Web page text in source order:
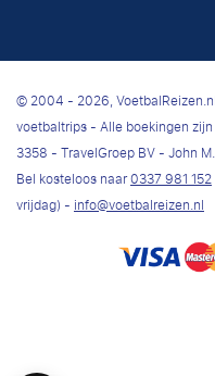
© 2004 - 2026,
voetbaltrips - Alle boekingen
3358 - TravelGroep BV - John
Bel kosteloos naar0337 981 152
vrijdag) -info@voetbalreizen.nl